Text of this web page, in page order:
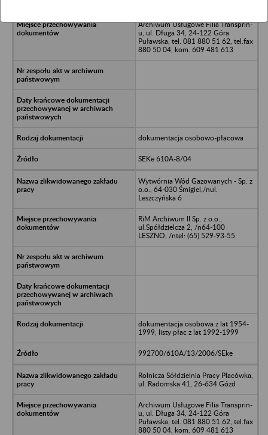
Archiwum Usługowe Filia Transprin-
u, ul. Długa 34, 24-122 Góra
Puławska, tel. 081 880 51 62, tel.fax
880 50 04, kom. 609 481 613
dokumentacja osobowo-płacowa
SEKe 610A-8/04
Wytwórnia Wód Gazowanych - Sp. z
o.o., 64-030 Śmigiel,/nul.
Leszczyńska 6
RiM Archiwum II Sp. z o.o.,
ul.Spółdzielcza 2, /n64-100
LESZNO, /ntel: (65) 529-93-55
dokumentacja osobowa z lat 1954-
1999, listy płac z lat 1992-1999
992700/610A/13/2006/SEke
Rolnicza Sółdzielnia Pracy Placówka,
ul. Radomska 41, 26-634 Gózd
Archiwum Usługowe Filia Transprin-
u, ul. Długa 34, 24-122 Góra
Puławska, tel. 081 880 51 62, tel.fax
880 50 04, kom. 609 481 613